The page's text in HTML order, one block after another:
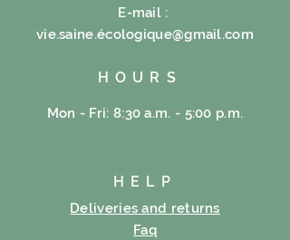
E-mail :
vie.saine.écologique@gmail.com
HOURS
Mon - Fri: 8:30 a.m. - 5:00 p.m.
HELP
Deliveries and returns
Faq